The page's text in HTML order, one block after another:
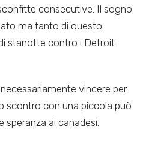
consecutive. Il sogno
ma tanto di questo
stanotte contro i Detroit
vincere per
scontro con una piccola può
speranza ai canadesi.